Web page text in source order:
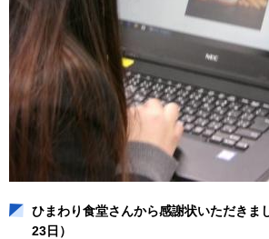
ひまわり食堂さんから感謝状いただきま
23日）